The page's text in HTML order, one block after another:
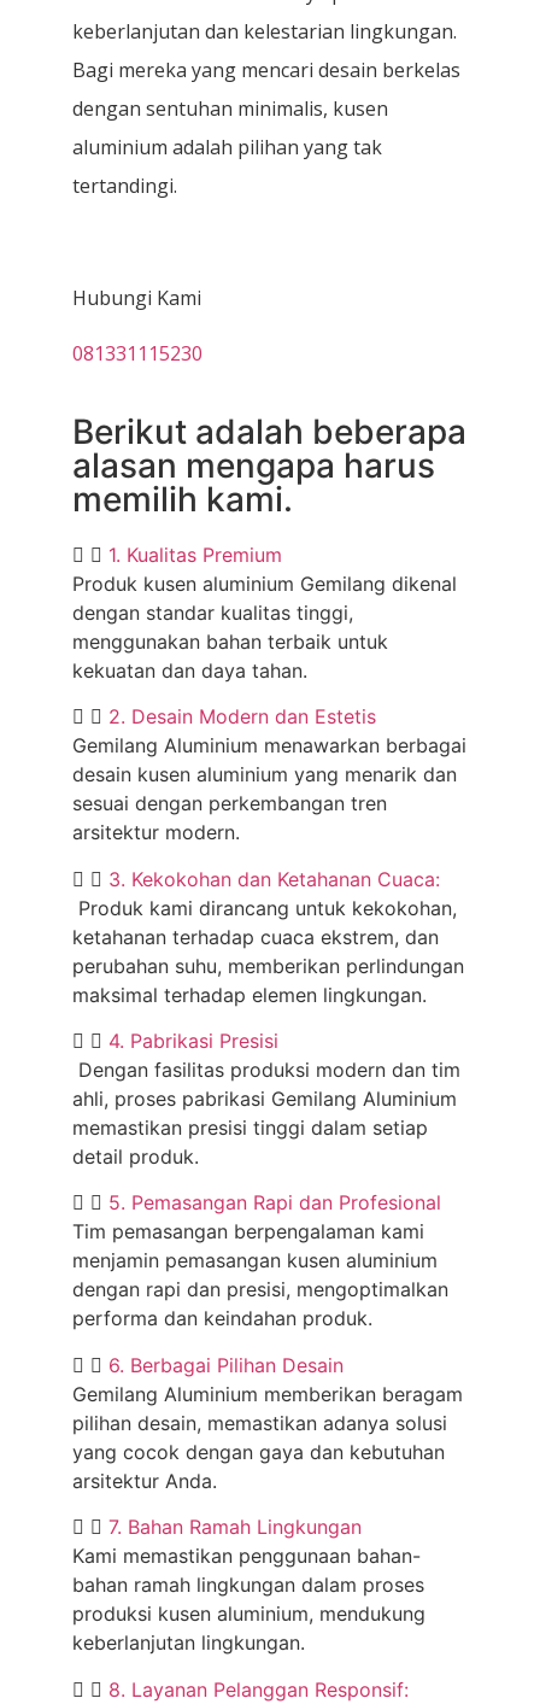
keberlanjutan dan kelestarian lingkungan.
Bagi mereka yang mencari desain berkelas
dengan sentuhan minimalis, kusen
aluminium adalah pilihan yang tak
tertandingi.
Hubungi Kami
081331115230
Berikut adalah beberapa
alasan mengapa harus
memilih kami.
1. Kualitas Premium
Produk kusen aluminium Gemilang dikenal
dengan standar kualitas tinggi,
menggunakan bahan terbaik untuk
kekuatan dan daya tahan.
2. Desain Modern dan Estetis
Gemilang Aluminium menawarkan berbagai
desain kusen aluminium yang menarik dan
sesuai dengan perkembangan tren
arsitektur modern.
3. Kekokohan dan Ketahanan Cuaca:
Produk kami dirancang untuk kekokohan,
ketahanan terhadap cuaca ekstrem, dan
perubahan suhu, memberikan perlindungan
maksimal terhadap elemen lingkungan.
4. Pabrikasi Presisi
Dengan fasilitas produksi modern dan tim
ahli, proses pabrikasi Gemilang Aluminium
memastikan presisi tinggi dalam setiap
detail produk.
5. Pemasangan Rapi dan Profesional
Tim pemasangan berpengalaman kami
menjamin pemasangan kusen aluminium
dengan rapi dan presisi, mengoptimalkan
performa dan keindahan produk.
6. Berbagai Pilihan Desain
Gemilang Aluminium memberikan beragam
pilihan desain, memastikan adanya solusi
yang cocok dengan gaya dan kebutuhan
arsitektur Anda.
7. Bahan Ramah Lingkungan
Kami memastikan penggunaan bahan-
bahan ramah lingkungan dalam proses
produksi kusen aluminium, mendukung
keberlanjutan lingkungan.
8. Layanan Pelanggan Responsif: